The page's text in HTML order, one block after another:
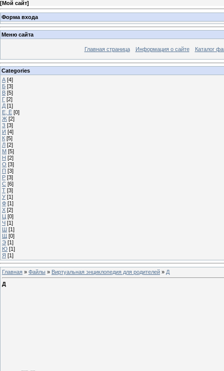
[Мой сайт]
Форма входа
Меню сайта
Главная страница Информация о сайте Каталог
Categories
А [4]
Б [3]
В [5]
Г [2]
Д [1]
Е, Ё [0]
Ж [2]
З [3]
И [4]
К [5]
Л [2]
М [5]
Н [2]
О [3]
П [3]
Р [3]
С [6]
Т [3]
У [1]
Ф [1]
Х [2]
Ц [0]
Ч [1]
Ш [1]
Щ [0]
Э [1]
Ю [1]
Я [1]
Главная » Файлы » Виртуальная энциклопедия для родителей » Д
Д